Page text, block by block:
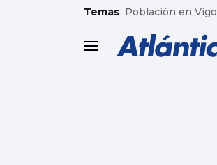
common.go-to-content
Temas Población en Vigo
header.menu.open